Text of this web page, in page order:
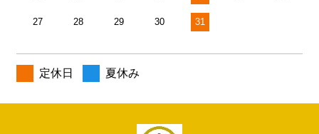
27 28 29 30 31
定休日 夏休み